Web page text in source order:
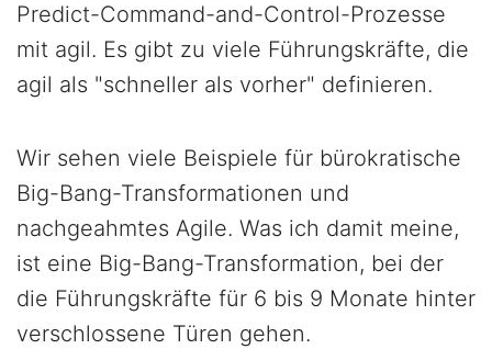
Predict-Command-and-Control-Prozesse
mit agil. Es gibt zu viele Führungskräfte, die
agil als "schneller als vorher" definieren.
Wir sehen viele Beispiele für bürokratische
Big-Bang-Transformationen und
nachgeahmtes Agile. Was ich damit meine,
ist eine Big-Bang-Transformation, bei der
die Führungskräfte für 6 bis 9 Monate hinter
verschlossene Türen gehen.